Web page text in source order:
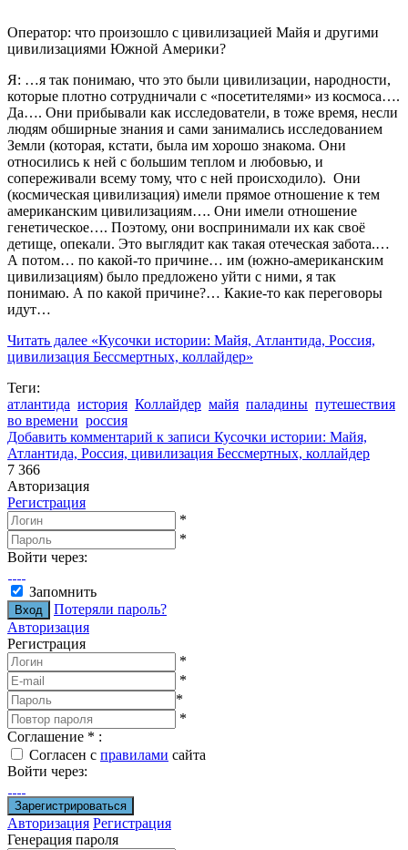
Оператор: что произошло с цивилизацией Майя и другими
цивилизациями Южной Америки?
Я: …я так понимаю, что это были цивилизации, народности,
которые плотно сотрудничали с «посетителями» из космоса….
Да…. Они прибывали как исследователи, в тоже время, несли
людям обширные знания и сами занимались исследованием
Земли (которая, кстати, была им хорошо знакома. Они
относились к ней с большим теплом и любовью, и
сопереживали всему тому, что с ней происходило). Они
(космическая цивилизация) имели прямое отношение к тем
американским цивилизациям…. Они имели отношение
генетическое…. Поэтому, они воспринимали их как своё
детище, опекали. Это выглядит как такая отеческая забота.…
А потом… по какой-то причине… им (южно-американским
цивилизациям) было предложено уйти с ними, я так
понимаю. А по какой причине?… Какие-то как переговоры
идут…
Читать далее «Кусочки истории: Майя, Атлантида, Россия,
цивилизация Бессмертных, коллайдер»
Теги:
атлантида история Коллайдер майя паладины путешествия
во времени россия
Добавить комментарий к записи Кусочки истории: Майя,
Атлантида, Россия, цивилизация Бессмертных, коллайдер
7 366
Авторизация
Регистрация
*
*
Войти через:
Запомнить
Потеряли пароль?
Авторизация
Регистрация
*
*
*
*
Соглашение * :
Согласен с правилами сайта
Войти через:
Авторизация Регистрация
Генерация пароля